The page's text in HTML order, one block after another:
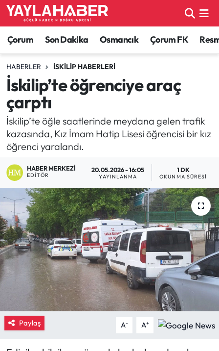
Çorum Son Dakika Osmancık Çorum FK
HABERLER İSKILIP HABERLERI
İskilip’te öğrenciye araç
çarptı
İskilip’te öğle saatlerinde meydana gelen trafik
kazasında, Kız İmam Hatip Lisesi öğrencisi bir kız
öğrenci yaralandı.
HABER MERKEZI
EDITÖR
20.05.2026 - 16:05
YAYINLANMA
1 DK
OKUNMA SÜRESI
Paylaş A- A+
Alaca Haberleri
Bayat Haberleri
Bilgi - Keşfet Haberleri
Bilim ve Teknoloji
Boğazkale Haberleri
Çorum Son Dakika Haberleri
Dodurga Haberleri
Eğitim
Ekonomi
Güncel
İskilip Haberleri
Çorum Nöbetçi Eczaneler
Çorum Hava Durumu
Çorum Namaz Vakitleri
Çorum Trafik Yoğunluk Haritası
TFF 1.Lig Puan Durumu ve Fikstür
Son Dakika Haberleri
Haber Arşivi